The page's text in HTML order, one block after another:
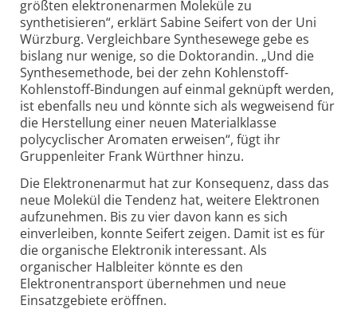
größten elektronenarmen Moleküle zu
synthetisieren“, erklärt Sabine Seifert von der Uni
Würzburg. Vergleichbare Synthesewege gebe es
bislang nur wenige, so die Doktorandin. „Und die
Synthesemethode, bei der zehn Kohlenstoff-
Kohlenstoff-Bindungen auf einmal geknüpft werden,
ist ebenfalls neu und könnte sich als wegweisend für
die Herstellung einer neuen Materialklasse
polycyclischer Aromaten erweisen“, fügt ihr
Gruppenleiter Frank Würthner hinzu.
Die Elektronenarmut hat zur Konsequenz, dass das
neue Molekül die Tendenz hat, weitere Elektronen
aufzunehmen. Bis zu vier davon kann es sich
einverleiben, konnte Seifert zeigen. Damit ist es für
die organische Elektronik interessant. Als
organischer Halbleiter könnte es den
Elektronentransport übernehmen und neue
Einsatzgebiete eröffnen.